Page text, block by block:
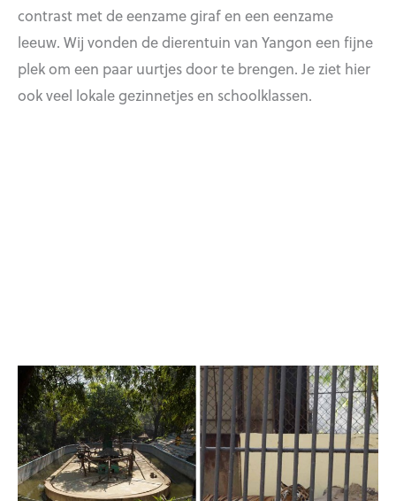
contrast met de eenzame giraf en een eenzame
leeuw. Wij vonden de dierentuin van Yangon een fijne
plek om een paar uurtjes door te brengen. Je ziet hier
ook veel lokale gezinnetjes en schoolklassen.